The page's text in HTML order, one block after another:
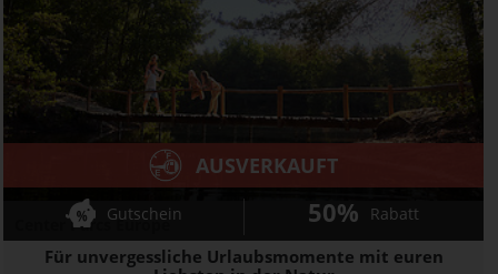
Center Parcs Europe
Für unvergessliche Urlaubsmomente mit euren
AUSVERKAUFT
Gutschein 50% Rabatt